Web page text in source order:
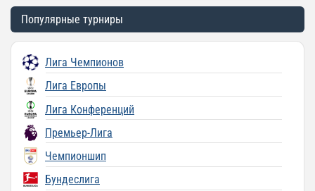
Популярные турниры
Лига Чемпионов
Лига Европы
Лига Конференций
Премьер-Лига
Чемпионшип
Бундеслига